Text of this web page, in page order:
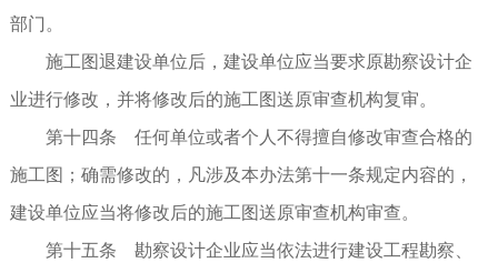
部门。
施工图退建设单位后，建设单位应当要求原勘察设计企
业进行修改，并将修改后的施工图送原审查机构复审。
第十四条 任何单位或者个人不得擅自修改审查合格的
施工图；确需修改的，凡涉及本办法第十一条规定内容的，
建设单位应当将修改后的施工图送原审查机构审查。
第十五条 勘察设计企业应当依法进行建设工程勘察、